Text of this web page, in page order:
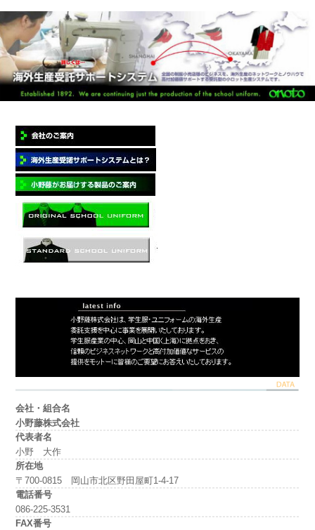
会社・組合名
小野藤株式会社
代表者名
小野 大作
所在地
〒700-0815 岡山市北区野田屋町1-4-17
電話番号
086-225-3531
FAX番号